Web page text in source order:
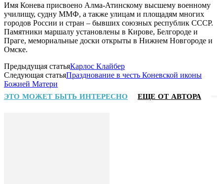
Имя Конева присвоено Алма-Атинскому высшему военному
училищу, судну ММФ, а также улицам и площадям многих
городов России и стран – бывших союзных республик СССР.
Памятники маршалу установлены в Кирове, Белгороде и
Праге, мемориальные доски открыты в Нижнем Новгороде и
Омске.
Предыдущая статьяКарлос Клайбер
Следующая статьяПразднование в честь Коневской иконы
Божией Матери
ЭТО МОЖЕТ БЫТЬ ИНТЕРЕСНО ЕЩЕ ОТ АВТОРА